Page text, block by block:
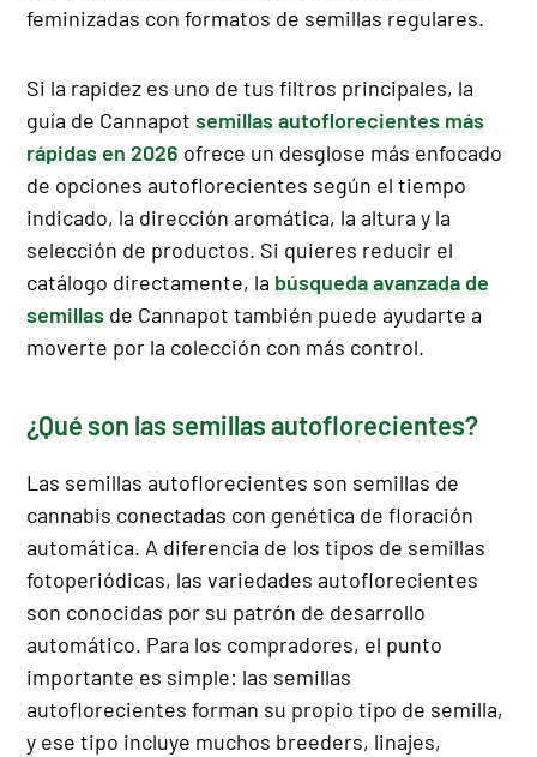
feminizadas con formatos de semillas regulares.
Si la rapidez es uno de tus filtros principales, la
guía de Cannapotsemillas autoflorecientes más
rápidas en 2026 ofrece un desglose más enfocado
de opciones autoflorecientes según el tiempo
indicado, la dirección aromática, la altura y la
selección de productos. Si quieres reducir el
catálogo directamente, la búsqueda avanzada de
semillas de Cannapot también puede ayudarte a
moverte por la colección con más control.
¿Qué son las semillas autoflorecientes?
Las semillas autoflorecientes son semillas de
cannabis conectadas con genética de floración
automática. A diferencia de los tipos de semillas
fotoperiódicas, las variedades autoflorecientes
son conocidas por su patrón de desarrollo
automático. Para los compradores, el punto
importante es simple: las semillas
autoflorecientes forman su propio tipo de semilla,
y ese tipo incluye muchos breeders, linajes,